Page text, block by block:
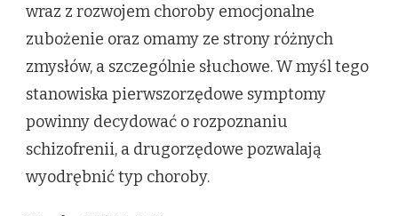
wraz z rozwojem choroby emocjonalne
zubożenie oraz omamy ze strony różnych
zmysłów, a szczególnie słuchowe. W myśl tego
stanowiska pierwszorzędowe symptomy
powinny decydować o rozpoznaniu
schizofrenii, a drugorzędowe pozwalają
wyodrębnić typ choroby.